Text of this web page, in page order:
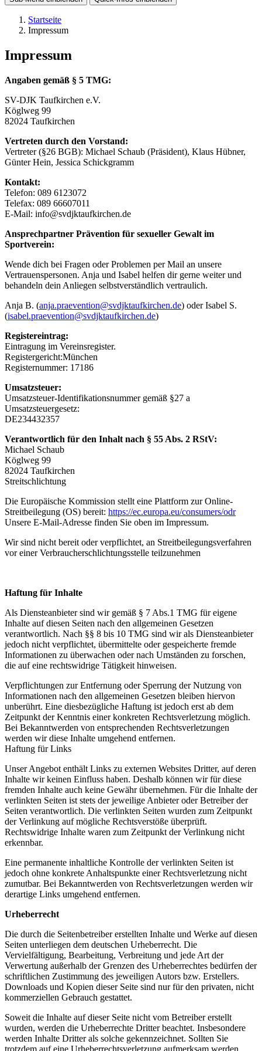
Startseite
Impressum
Impressum
Angaben gemäß § 5 TMG:
SV-DJK Taufkirchen e.V.
Köglweg 99
82024 Taufkirchen
Vertreten durch den Vorstand:
Vertreter (§26 BGB): Michael Schaub (Präsident), Klaus Hübner,
Günter Hein, Jessica Schickgramm
Kontakt:
Telefon: 089 6123072
Telefax: 089 66607011
E-Mail: info@svdjktaufkirchen.de
Ansprechpartner Prävention für sexueller Gewalt im
Sportverein:
Wende dich bei Fragen oder Problemen per Mail an unsere
Vertrauenspersonen. Anja und Isabel helfen dir gerne weiter und
behandeln dein Anliegen selbstverständlich vertraulich.
Anja B. (anja.praevention@svdjktaufkirchen.de) oder Isabel S.
(isabel.praevention@svdjktaufkirchen.de)
Registereintrag:
Eintragung im Vereinsregister.
Registergericht:München
Registernummer: 17186
Umsatzsteuer:
Umsatzsteuer-Identifikationsnummer gemäß §27 a
Umsatzsteuergesetz:
DE234432357
Verantwortlich für den Inhalt nach § 55 Abs. 2 RStV:
Michael Schaub
Köglweg 99
82024 Taufkirchen
Streitschlichtung
Die Europäische Kommission stellt eine Plattform zur Online-
Streitbeilegung (OS) bereit: https://ec.europa.eu/consumers/odr
Unsere E-Mail-Adresse finden Sie oben im Impressum.
Wir sind nicht bereit oder verpflichtet, an Streitbeilegungsverfahren
vor einer Verbraucherschlichtungsstelle teilzunehmen
Haftung für Inhalte
Als Diensteanbieter sind wir gemäß § 7 Abs.1 TMG für eigene
Inhalte auf diesen Seiten nach den allgemeinen Gesetzen
verantwortlich. Nach §§ 8 bis 10 TMG sind wir als Diensteanbieter
jedoch nicht verpflichtet, übermittelte oder gespeicherte fremde
Informationen zu überwachen oder nach Umständen zu forschen,
die auf eine rechtswidrige Tätigkeit hinweisen.
Verpflichtungen zur Entfernung oder Sperrung der Nutzung von
Informationen nach den allgemeinen Gesetzen bleiben hiervon
unberührt. Eine diesbezügliche Haftung ist jedoch erst ab dem
Zeitpunkt der Kenntnis einer konkreten Rechtsverletzung möglich.
Bei Bekanntwerden von entsprechenden Rechtsverletzungen
werden wir diese Inhalte umgehend entfernen.
Haftung für Links
Unser Angebot enthält Links zu externen Websites Dritter, auf deren
Inhalte wir keinen Einfluss haben. Deshalb können wir für diese
fremden Inhalte auch keine Gewähr übernehmen. Für die Inhalte der
verlinkten Seiten ist stets der jeweilige Anbieter oder Betreiber der
Seiten verantwortlich. Die verlinkten Seiten wurden zum Zeitpunkt
der Verlinkung auf mögliche Rechtsverstöße überprüft.
Rechtswidrige Inhalte waren zum Zeitpunkt der Verlinkung nicht
erkennbar.
Eine permanente inhaltliche Kontrolle der verlinkten Seiten ist
jedoch ohne konkrete Anhaltspunkte einer Rechtsverletzung nicht
zumutbar. Bei Bekanntwerden von Rechtsverletzungen werden wir
derartige Links umgehend entfernen.
Urheberrecht
Die durch die Seitenbetreiber erstellten Inhalte und Werke auf diesen
Seiten unterliegen dem deutschen Urheberrecht. Die
Vervielfältigung, Bearbeitung, Verbreitung und jede Art der
Verwertung außerhalb der Grenzen des Urheberrechtes bedürfen der
schriftlichen Zustimmung des jeweiligen Autors bzw. Erstellers.
Downloads und Kopien dieser Seite sind nur für den privaten, nicht
kommerziellen Gebrauch gestattet.
Soweit die Inhalte auf dieser Seite nicht vom Betreiber erstellt
wurden, werden die Urheberrechte Dritter beachtet. Insbesondere
werden Inhalte Dritter als solche gekennzeichnet. Sollten Sie
trotzdem auf eine Urheberrechtsverletzung aufmerksam werden,